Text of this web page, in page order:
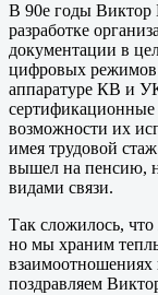
В 90е годы Виктор
разработке
документации в
цифровых режимов
аппаратуре КВ и
возможности их
имея трудовой
вышел на пенсию,
видами связи.
Так сложилось,
но мы храним
взаимоотношениях
поздравляем